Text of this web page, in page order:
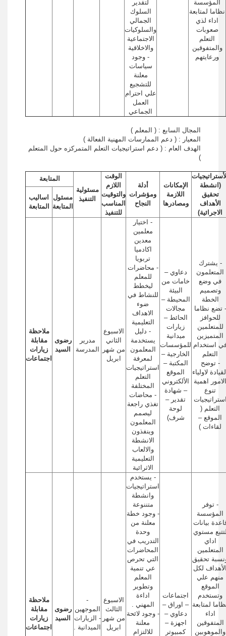
المؤسسة
نظاما لمتابعة
اداء لذي
صعوبات
التعلم
والمتفوقين
ورعايتهم
لتقدير
السلوك
الجمالي
والسلوكيات
الاجتماعية
والاخلاقية
- وجود
سياسات
معلنة
للتشجيع
علي احترام
العمل
الجماعي
المجال السابع : ( المعلم )
المعيار : ( دعم الممارسات المهنية الفعالة )
الهدف العام : ( دعم استراتيجيات التعلم المتمركزه حول المتعلم
)
(انشطة
تحقيق
الأهداف
الاجرائية)
الإمكانات
اللازمة
ومصادرها
أدلة
ومؤشرات
النجاح
الوقت
اللازم
والتوقيت
المناسب
للتنفيذ
مسئولية
التنفيذ
المتابعة
مسئول
المتابعة
اساليب
المتابعة
- يشترك
المتعلمون
في وضع
وتصميم
الخطة
- تضع نظاما
للحوافز
للمتعلمين
المتميزين
استخدام
التعلم
- توضح
لاولياء
الامور اهمية
تنوع
التعلم (
الموقع –
لقاءات )
دعاوي –
خامات من
البيئة
المحيطة –
مجالات
الحائط –
زيارات
ميدانية
للمؤسسات
الخارجية –
المكتبة –
الموقع
الألكتروني
– شهادة
تقدير –
لوحة
شرف)
- اختيار
معلمين
معدين
اكادميا
تربويا
- محاضرات
للمعلم
ليخطط
للنشاط في
ضوء
الاهداف
التعليمية
- دليل
يستخدمة
المعلمون
لمعرفة
استراتيجيات
التعلم
المختلفة
- محاضات
تغذي راجعة
ليصمم
المعلمون
وينفذون
الانشطة
والالعاب
التعليمية
الاثرائية
الاسبوع
الثاني
من شهر
ابريل
مدرير
المدرسة
رضوى
السيد
ملاحظة
مقابلة
زيارات
اجتماعات
- توفر
المؤسسة
بيانات
مستوي
اداي
المتعلمين
تحقيق
لكل
منهم علي
الموقع
وتستخدم
لمتابعة
اداء
المتفوقين
والموهوبين
اجتماعات
– اوراق –
دعاوي –
اجهزة –
كمبيوتر
- يستخدم
استراتيجيات
وانشطة
متننوعة
- وجود خطة
معلنة من
وحدة
التدريب في
المحاضرات
التي تحرص
عي تنمية
المعلم
وتطوير
اداءة
المهني .
- وجود لائحة
معلنة
للالتزام
الاسبوع
الثالث
من شهر
ابريل
-
الموجهين
- الزيارات
الميدانية .
رضوى
السيد
ملاحظة
مقابلة
زيارات
اجتماعات